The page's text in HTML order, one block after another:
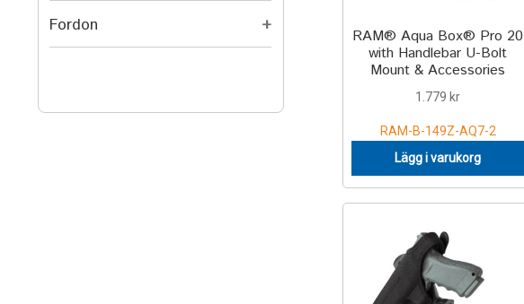
RAM® Aqua Box® Pro 20
with Handlebar U-Bolt
Mount & Accessories
1.779 kr
RAM-B-149Z-AQ7-2
Lägg i varukorg
Fordon +